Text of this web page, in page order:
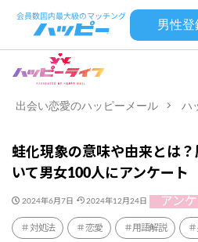
男性登
出会い恋愛のハッピーメール ハ
蛙化現象の意味や由来とは
いて男女100人にアンケート
2024年6月7日 2024年12月24日 アン
対処法 恋愛 用語解説